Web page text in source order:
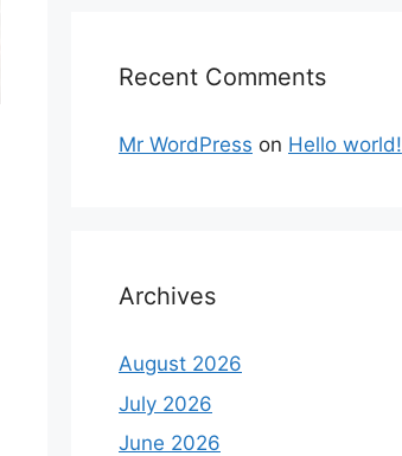
Recent Comments
Mr WordPress on Hello world!
Archives
August 2026
July 2026
June 2026